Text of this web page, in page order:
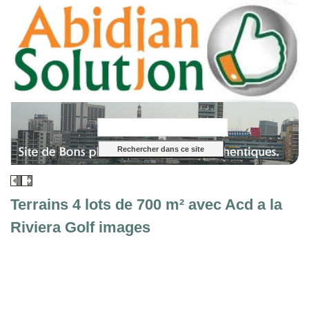
Terrains 4 lots de 700 m² avec Acd a la
Riviera Golf images